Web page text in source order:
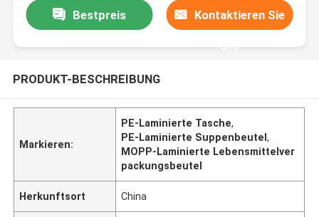
Bestpreis Kontaktieren Sie
uns
PRODUKT-BESCHREIBUNG
Markieren:
PE-Laminierte Tasche,
PE-Laminierte Suppenbeutel,
MOPP-Laminierte Lebensmittelver
packungsbeutel
Herkunftsort China